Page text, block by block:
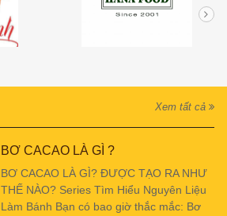
Xem tất cả
BƠ CACAO LÀ GÌ ?
BƠ CACAO LÀ GÌ? ĐƯỢC TẠO RA NHƯ
THẾ NÀO? Series Tìm Hiểu Nguyên Liệu
Làm Bánh Bạn có bao giờ thắc mắc: Bơ